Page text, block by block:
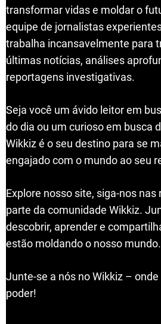
transformar vidas e moldar o
equipe de jornalistas
trabalha incansavelmente para
últimas notícias, análises
reportagens investigativas.
Seja você um ávido leitor em
do dia ou um curioso em busca
Wikkiz é o seu destino para se
engajado com o mundo ao seu
Explore nosso site, siga-nos nas
parte da comunidade Wikkiz.
descobrir, aprender e
estão moldando o nosso mundo.
Junte-se a nós no Wikkiz –
poder!